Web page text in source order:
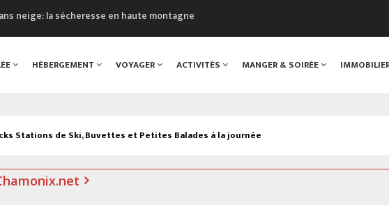
neige: la sécheresse en haute montagne
magasin de course à pied à Chamonix
Classics Festival
HÉBERGEMENT VOYAGER ACTIVITÉS MANGER & SOIRÉE
Stations de Ski, Buvettes et Petites Balades à la journée